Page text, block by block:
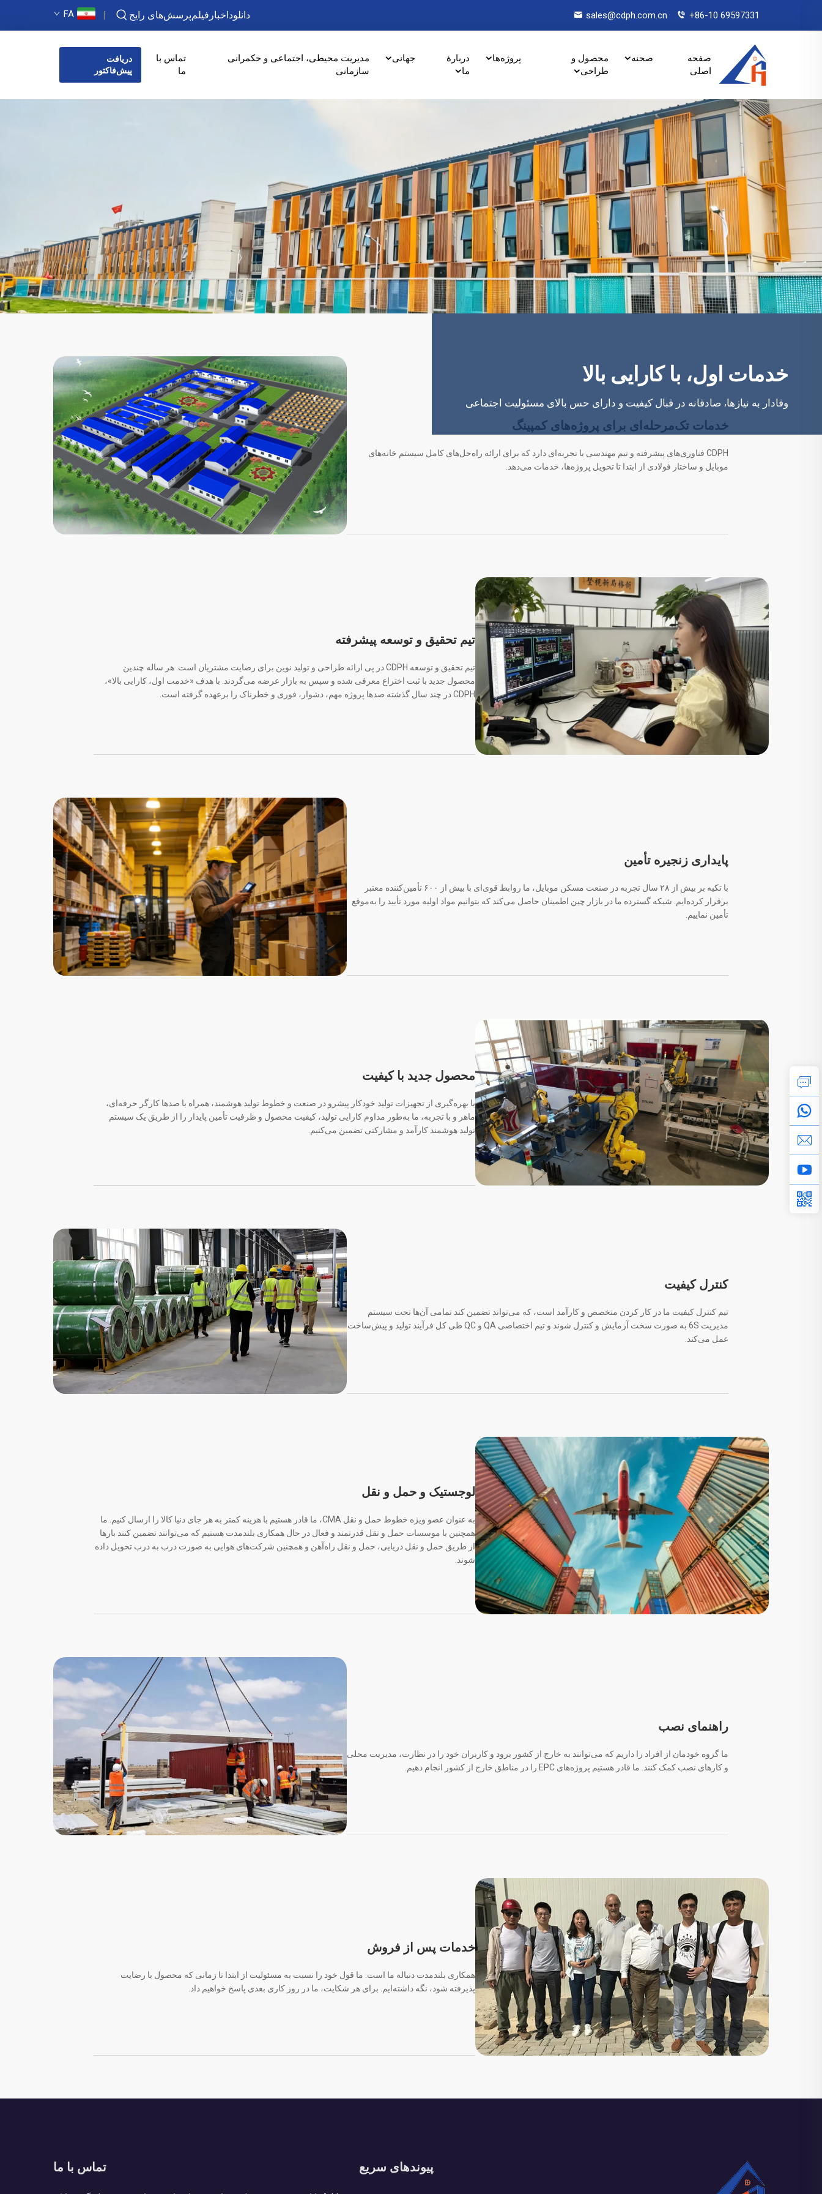
+86-10 69597331
sales@cdph.com.cn دانلوداخبار فیلمپرسش‌های رایج FA
صفحه
اصلی
صحنه
محصول و
طراحی
پروژه‌ها
دربارهٔ
ما
جهانی
مدیریت محیطی، اجتماعی و حکمرانی
سازمانی
تماس با
ما
دریافت
پیش‌فاکتور
خدمات اول، با کارایی بالا
وفادار به نیازها، صادقانه در قبال کیفیت و دارای حس بالای مسئولیت اجتماعی
خدمات تک‌مرحله‌ای برای پروژه‌های کمپینگ
CDPH فناوری‌های پیشرفته و تیم مهندسی با تجربه‌ای دارد که برای ارائه راه‌حل‌های کامل سیستم خانه‌های
موبایل و ساختار فولادی از ابتدا تا تحویل پروژه‌ها، خدمات می‌دهد.
تیم تحقیق و توسعه پیشرفته
تیم تحقیق و توسعه CDPH در پی ارائه طراحی و تولید نوین برای رضایت مشتریان است. هر ساله چندین
محصول جدید با ثبت اختراع معرفی شده و سپس به بازار عرضه می‌گردند. با هدف «خدمت اول، کارایی بالا»،
CDPH در چند سال گذشته صدها پروژه مهم، دشوار، فوری و خطرناک را برعهده گرفته است.
پایداری زنجیره تأمین
با تکیه بر بیش از ۲۸ سال تجربه در صنعت مسکن موبایل، ما روابط قوی‌ای با بیش از ۶۰۰ تأمین‌کننده معتبر
برقرار کرده‌ایم. شبکه گسترده ما در بازار چین اطمینان حاصل می‌کند که بتوانیم مواد اولیه مورد تأیید را به‌موقع
تأمین نماییم.
محصول جدید با کیفیت
با بهره‌گیری از تجهیزات تولید خودکار پیشرو در صنعت و خطوط تولید هوشمند، همراه با صدها کارگر حرفه‌ای،
ماهر و با تجربه، ما به‌طور مداوم کارایی تولید، کیفیت محصول و ظرفیت تأمین پایدار را از طریق یک سیستم
تولید هوشمند کارآمد و مشارکتی تضمین می‌کنیم.
کنترل کیفیت
تیم کنترل کیفیت ما در کار کردن متخصص و کارآمد است، که می‌تواند تضمین کند تمامی آن‌ها تحت سیستم
مدیریت 6S به صورت سخت آزمایش و کنترل شوند و تیم اختصاصی QA و QC طی کل فرآیند تولید و پیش‌ساخت
عمل می‌کند.
لوجستیک و حمل و نقل
به عنوان عضو ویژه خطوط حمل و نقل CMA، ما قادر هستیم با هزینه کمتر به هر جای دنیا کالا را ارسال کنیم. ما
همچنین با موسسات حمل و نقل قدرتمند و فعال در حال همکاری بلندمدت هستیم که می‌توانند تضمین کنند بارها
از طریق حمل و نقل دریایی، حمل و نقل راه‌آهن و همچنین شرکت‌های هوایی به صورت درب به درب تحویل داده
شوند.
راهنمای نصب
ما گروه خودمان از افراد را داریم که می‌توانند به خارج از کشور برود و کاربران خود را در نظارت، مدیریت محلی
و کارهای نصب کمک کنند. ما قادر هستیم پروژه‌های EPC را در مناطق خارج از کشور انجام دهیم.
خدمات پس از فروش
همکاری بلندمدت دنباله ما است. ما قول خود را نسبت به مسئولیت از ابتدا تا زمانی که محصول با رضایت
پذیرفته شود، نگه داشته‌ایم. برای هر شکایت، ما در روز کاری بعدی پاسخ خواهیم داد.
پیوندهای سریع تماس با ما